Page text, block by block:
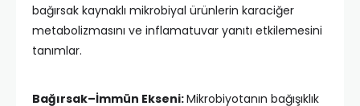
bağırsak kaynaklı mikrobiyal ürünlerin karaciğer
metabolizmasını ve inflamatuvar yanıtı etkilemesini
tanımlar.
Bağırsak–İmmün Ekseni:Mikrobiyotanın bağışıklık